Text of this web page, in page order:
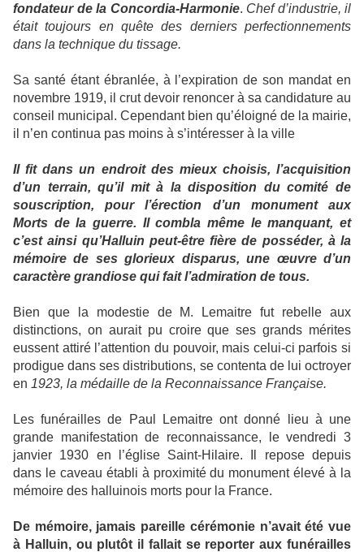
fondateur de la Concordia-Harmonie. Chef d’industrie, il
était toujours en quête des derniers perfectionnements
dans la technique du tissage.
Sa santé étant ébranlée, à l’expiration de son mandat en
novembre 1919, il crut devoir renoncer à sa candidature au
conseil municipal. Cependant bien qu’éloigné de la mairie,
il n’en continua pas moins à s’intéresser à la ville
Il fit dans un endroit des mieux choisis, l’acquisition
d’un terrain, qu’il mit à la disposition du comité de
souscription, pour l’érection d’un monument aux
Morts de la guerre. Il combla même le manquant, et
c’est ainsi qu’Halluin peut-être fière de posséder, à la
mémoire de ses glorieux disparus, une œuvre d’un
caractère grandiose qui fait l’admiration de tous.
Bien que la modestie de M. Lemaitre fut rebelle aux
distinctions, on aurait pu croire que ses grands mérites
eussent attiré l’attention du pouvoir, mais celui-ci parfois si
prodigue dans ses distributions, se contenta de lui octroyer
en 1923, la médaille de la Reconnaissance Française.
Les funérailles de Paul Lemaitre ont donné lieu à une
grande manifestation de reconnaissance, le vendredi 3
janvier 1930 en l’église Saint-Hilaire. Il repose depuis
dans le caveau établi à proximité du monument élevé à la
mémoire des halluinois morts pour la France.
De mémoire, jamais pareille cérémonie n’avait été vue
à Halluin, ou plutôt il fallait se reporter aux funérailles